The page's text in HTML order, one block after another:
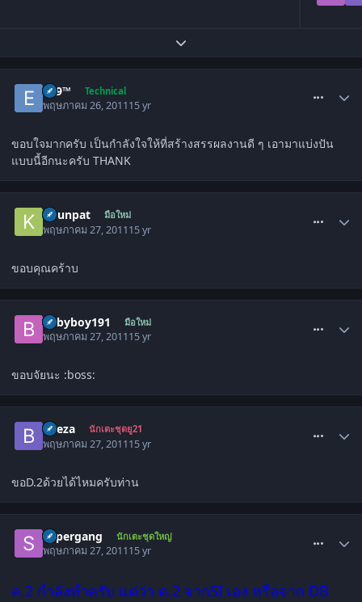
ขยายภาพรวมหัวข้อ
e69™ Technical
พฤษภาคม 26, 201115 yr
ขอบใจมากครับ เป็นกำลังใจให้ที่สร้างสรรผลงานดี ๆ เอามาแบ่งปัน
แบบนี้อีกนะครับ THANK
khunpat มือใหม่
พฤษภาคม 27, 201115 yr
ขอบคุณคร้าบ
babyboy191 มือใหม่
พฤษภาคม 27, 201115 yr
ขอบจัยนะ :boss:
beeza นักเตะชุดยู21
พฤษภาคม 27, 201115 yr
ขอD.2ด้วยได้ไหมครับท่าน
supergang นักเตะชุดใหญ่
พฤษภาคม 27, 201115 yr
ด.2 กำลังทำครับ แต่ว่า ด.2 จากSI เอง หรือจาก DB